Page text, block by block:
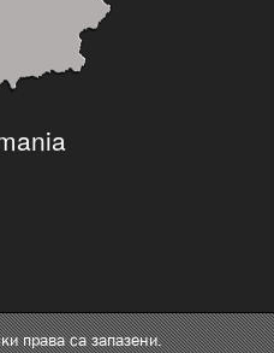
права са запазени.